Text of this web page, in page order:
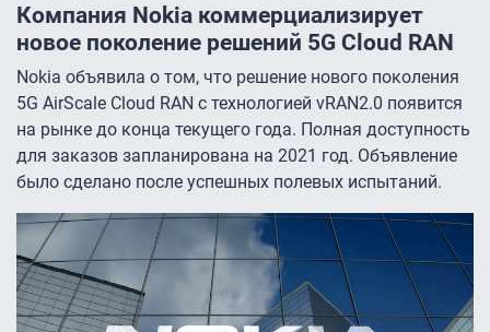
Компания Nokia коммерциализирует
новое поколение решений 5G Cloud RAN
Nokia объявила о том, что решение нового поколения
5G AirScale Cloud RAN с технологией vRAN2.0 появится
на рынке до конца текущего года. Полная доступность
для заказов запланирована на 2021 год. Объявление
было сделано после успешных полевых испытаний.